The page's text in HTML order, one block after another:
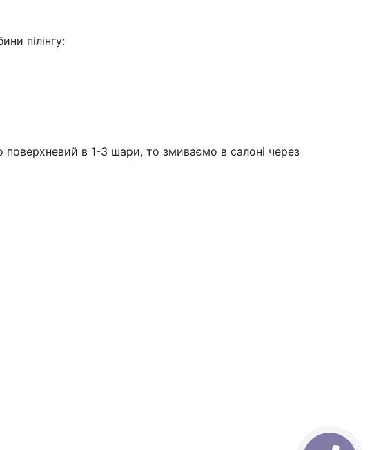
пілінгу:
в 1-3 шари, то змиваємо в салоні через